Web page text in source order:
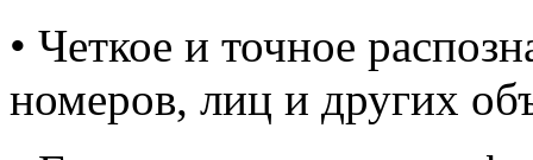
• Четкое и точное
номеров, лиц и других